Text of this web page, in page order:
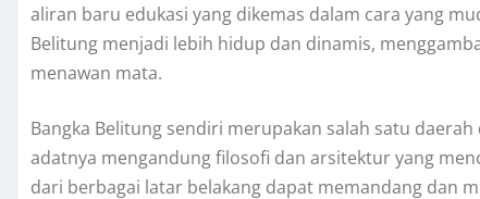
aliran baru edukasi yang dikemas dalam cara yang
Belitung menjadi lebih hidup dan dinamis,
menawan mata.
Bangka Belitung sendiri merupakan salah satu
adatnya mengandung filosofi dan arsitektur yang
dari berbagai latar belakang dapat memandang dan